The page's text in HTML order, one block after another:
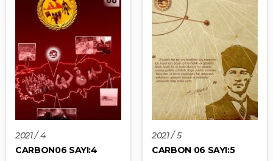
2021 / 4
CARBON06 SAYI:4
2021 / 5
CARBON 06 SAYI:5